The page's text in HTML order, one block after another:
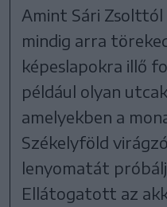
Amint Sári
mindig arra
képeslapokra illő
például olyan
amelyekben a
Székelyföld
lenyomatát
Ellátogatott az